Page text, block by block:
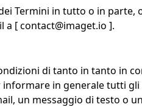
Termini in tutto o in
a [contact@imaget.io ].
di tanto in tanto in
in generale tutti
un messaggio di testo o